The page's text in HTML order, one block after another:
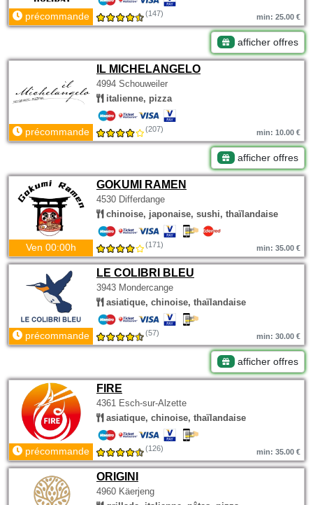
précommande (147) min: 25.00 €
afficher offres
IL MICHELANGELO
4994 Schouweiler
italienne, pizza
précommande (207) min: 10.00 €
afficher offres
GOKUMI RAMEN
4530 Differdange
chinoise, japonaise, sushi, thaïlandaise
Ven 00:00h (171) min: 35.00 €
LE COLIBRI BLEU
3943 Mondercange
asiatique, chinoise, thaïlandaise
précommande (57) min: 30.00 €
afficher offres
FIRE
4361 Esch-sur-Alzette
asiatique, chinoise, thaïlandaise
précommande (126) min: 35.00 €
ORIGINI
4960 Käerjeng